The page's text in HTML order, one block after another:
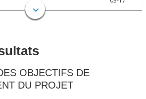
OBJECTIFS DE
DU PROJET